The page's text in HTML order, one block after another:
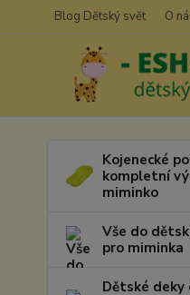
Blog Dětský svět O
Kojenecké
kompletní
miminko
Vše do
pro miminka
Dětské deky